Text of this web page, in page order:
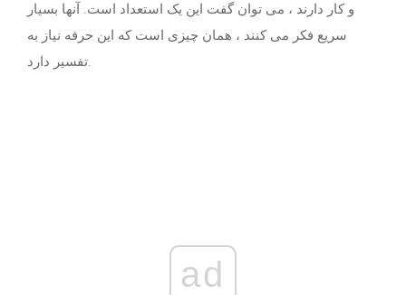
و کار دارند ، می توان گفت این یک استعداد است. آنها بسیار
سریع فکر می کنند ، همان چیزی است که این حرفه نیاز به
ad